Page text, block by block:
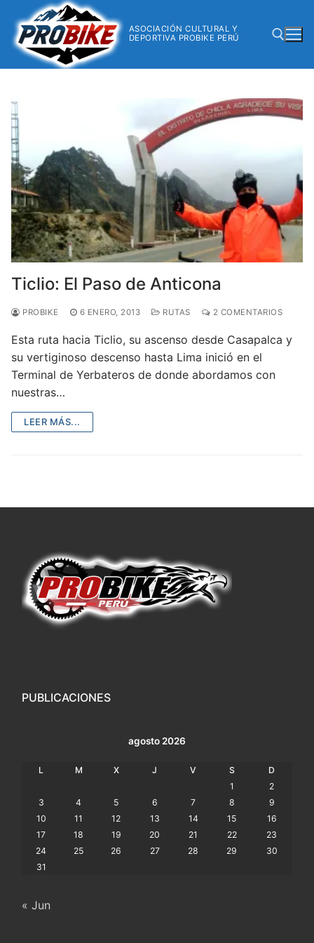
ASOCIACIÓN CULTURAL Y
DEPORTIVA PROBIKE PERÚ
Ticlio: El Paso de Anticona
PROBIKE 6 ENERO, 2013 RUTAS 2 COMENTARIOS
Esta ruta hacia Ticlio, su ascenso desde Casapalca y
su vertiginoso descenso hasta Lima inició en el
Terminal de Yerbateros de donde abordamos con
nuestras…
LEER MÁS...
PUBLICACIONES
agosto 2026
L M X J V S
D
1
2
3
4 5 6 7 8
9
10
11 12 13 14 15
16
17
18 19 20 21 22
23
24
25 26 27 28 29
30
31
« Jun